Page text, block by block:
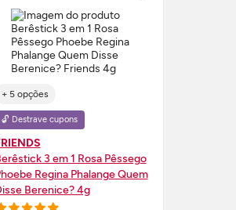
+ 5 opções
🔓 Destrave cupons
3 em 1 Rosa Pêssego
Regina Phalange Quem
Berenice? 4g